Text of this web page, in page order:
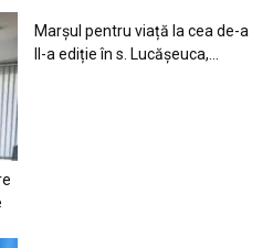
Marșul pentru viață la cea de-a
II-a ediție în s. Lucășeuca,...